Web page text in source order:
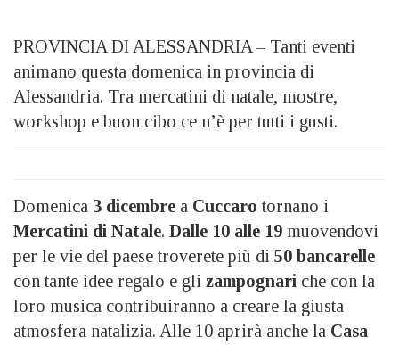
PROVINCIA DI ALESSANDRIA – Tanti eventi
animano questa domenica in provincia di
Alessandria. Tra mercatini di natale, mostre,
workshop e buon cibo ce n’è per tutti i gusti.
Domenica 3 dicembre a Cuccaro tornano i
Mercatini di Natale. Dalle 10 alle 19 muovendovi
per le vie del paese troverete più di 50 bancarelle
con tante idee regalo e gli zampognari che con la
loro musica contribuiranno a creare la giusta
atmosfera natalizia. Alle 10 aprirà anche la Casa